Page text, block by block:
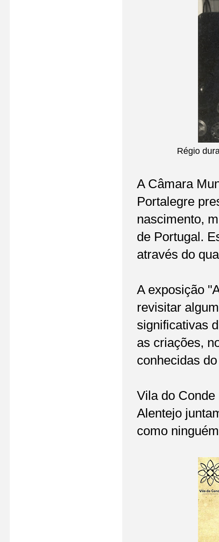
Régio
A Câmara
Portalegre
nascimento,
de Portugal.
através do
A exposição
revisitar
significativas
as criações,
conhecidas
Vila do
Alentejo
como